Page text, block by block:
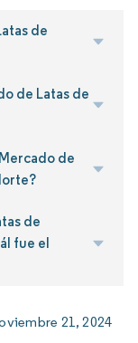
de
de Latas de
de
de
fue el
21, 2024